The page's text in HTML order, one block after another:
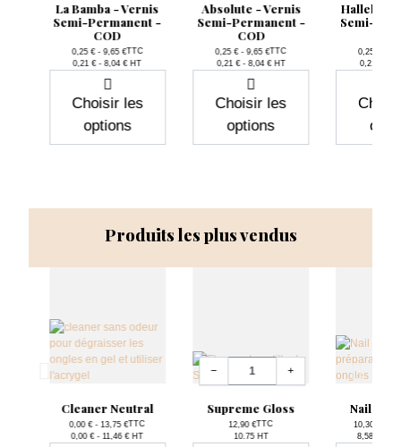
La Bamba - Vernis
Semi-Permanent -
COD
Prix
0,25 € - 9,65 €TTC
0,21 € - 8,04 € HT
Choisir les
options
Absolute - Vernis
Semi-Permanent -
COD
Prix
0,25 € - 9,65 €TTC
0,21 € - 8,04 € HT
Choisir les
options
Semi-
0,25 € -
0,21 € -
Produits les plus vendus
Cleaner Neutral
Prix
0,00 € - 13,75 €TTC
0,00 € - 11,46 € HT
Supreme Gloss
Prix
12,90 €TTC
10.75 HT
Quantité
− +
Nail
10,30 € -
8,58 € -